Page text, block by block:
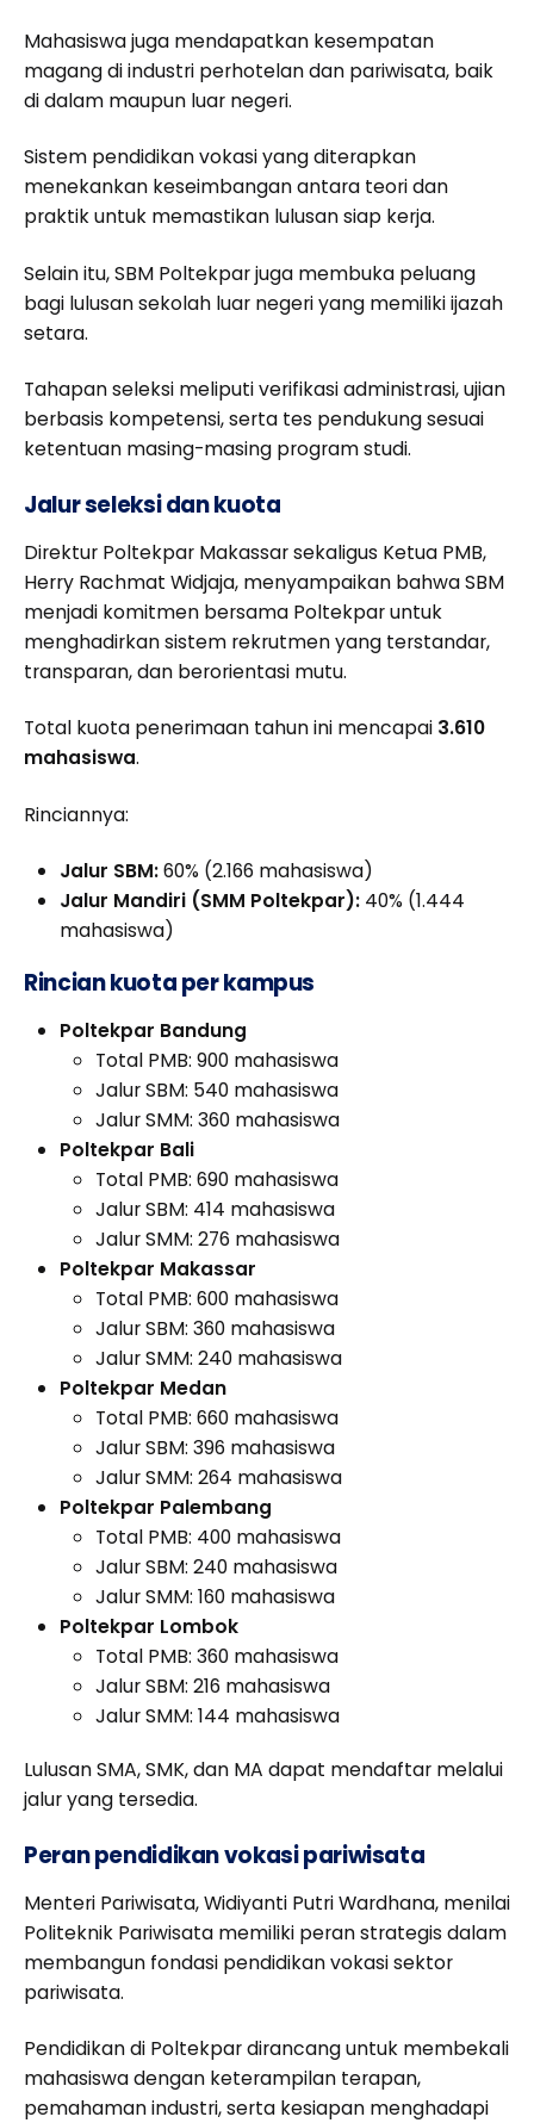
Mahasiswa juga mendapatkan kesempatan
magang di industri perhotelan dan pariwisata, baik
di dalam maupun luar negeri.
Sistem pendidikan vokasi yang diterapkan
menekankan keseimbangan antara teori dan
praktik untuk memastikan lulusan siap kerja.
Selain itu, SBM Poltekpar juga membuka peluang
bagi lulusan sekolah luar negeri yang memiliki ijazah
setara.
Tahapan seleksi meliputi verifikasi administrasi, ujian
berbasis kompetensi, serta tes pendukung sesuai
ketentuan masing-masing program studi.
Jalur seleksi dan kuota
Direktur Poltekpar Makassar sekaligus Ketua PMB,
Herry Rachmat Widjaja, menyampaikan bahwa SBM
menjadi komitmen bersama Poltekpar untuk
menghadirkan sistem rekrutmen yang terstandar,
transparan, dan berorientasi mutu.
Total kuota penerimaan tahun ini mencapai 3.610
mahasiswa.
Rinciannya:
Jalur SBM:60% (2.166 mahasiswa)
Jalur Mandiri (SMM Poltekpar): 40% (1.444
mahasiswa)
Rincian kuota per kampus
Poltekpar Bandung
Total PMB: 900 mahasiswa
Jalur SBM: 540 mahasiswa
Jalur SMM: 360 mahasiswa
Poltekpar Bali
Total PMB: 690 mahasiswa
Jalur SBM: 414 mahasiswa
Jalur SMM: 276 mahasiswa
Poltekpar Makassar
Total PMB: 600 mahasiswa
Jalur SBM: 360 mahasiswa
Jalur SMM: 240 mahasiswa
Poltekpar Medan
Total PMB: 660 mahasiswa
Jalur SBM: 396 mahasiswa
Jalur SMM: 264 mahasiswa
Poltekpar Palembang
Total PMB: 400 mahasiswa
Jalur SBM: 240 mahasiswa
Jalur SMM: 160 mahasiswa
Poltekpar Lombok
Total PMB: 360 mahasiswa
Jalur SBM: 216 mahasiswa
Jalur SMM: 144 mahasiswa
Lulusan SMA, SMK, dan MA dapat mendaftar melalui
jalur yang tersedia.
Peran pendidikan vokasi pariwisata
Menteri Pariwisata, Widiyanti Putri Wardhana, menilai
Politeknik Pariwisata memiliki peran strategis dalam
membangun fondasi pendidikan vokasi sektor
pariwisata.
Pendidikan di Poltekpar dirancang untuk membekali
mahasiswa dengan keterampilan terapan,
pemahaman industri, serta kesiapan menghadapi